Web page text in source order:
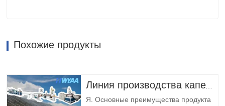
Похожие продукты
Линия производства капельных трубок HWYAA для капельного орошения с компенсацией давления и цилиндрическими круглыми капельницами для выщелачивания на шахтах
Я. Основные преимущества продукта